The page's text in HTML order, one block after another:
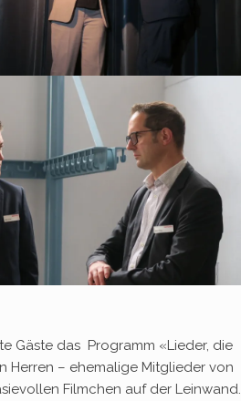
Gäste das Programm «Lieder, die
Herren – ehemalige Mitglieder von
Filmchen auf der Leinwand.